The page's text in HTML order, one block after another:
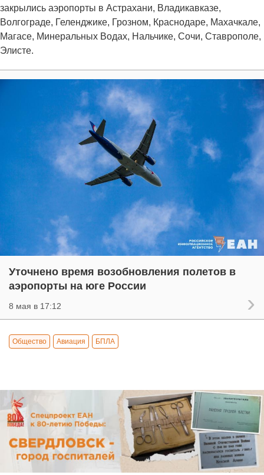
закрылись аэропорты в Астрахани, Владикавказе,
Волгограде, Геленджике, Грозном, Краснодаре, Махачкале,
Магасе, Минеральных Водах, Нальчике, Сочи, Ставрополе,
Элисте.
Уточнено время возобновления полетов в
аэропорты на юге России
8 мая в 17:12
Общество Авиация БПЛА